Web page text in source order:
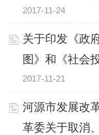
2017-11-24
关于印发《政
图》和《社会
2017-11-21
河源市发展改
革委关于取消